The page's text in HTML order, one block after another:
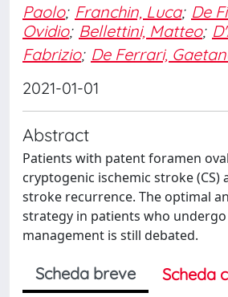
Paolo; Franchin, Luca; De
Ovidio; Bellettini, Matteo;
Fabrizio; De Ferrari,
2021-01-01
Abstract
Patients with patent foramen
cryptogenic ischemic stroke (CS)
stroke recurrence. The optimal
strategy in patients who
management is still debated.
Scheda breve
Scheda